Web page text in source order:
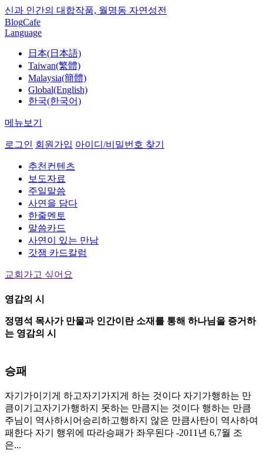
신과 인간의 대합작품, 월명동 자연성전
BlogCafe
Language
日本(日本語)
Taiwan(繁體)
Malaysia(簡體)
Global(English)
한국(한국어)
메뉴보기
로그인 회원가입 아이디/비밀번호 찾기
추천컨텐츠
보도자료
주일말씀
사연을 담다
한줄멘토
말씀카드
사연이 있는 만남
갓잼 카드칼럼
교회가고 싶어요
영감의 시
정명석 목사가 만물과 인간이란 소재를 통해 하나님을 증거하
는 영감의 시
승패
자기가이기게 하고자기가지게 하는 것이다 자기가행하는 만
큼이기고자기가행하지 못하는 만큼지는 것이다 행하는 만큼
주님이 역사하시어승리하고행하지 않은 만큼사탄이 역사하여
패한다 자기 행위에 따라승패가 좌우된다 -2011년 6,7월 조
은...